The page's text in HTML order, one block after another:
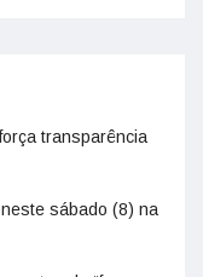
transparência
sábado (8) na